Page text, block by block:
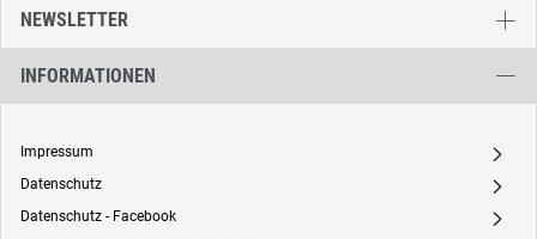
NEWSLETTER
INFORMATIONEN
Impressum A
Datenschutz A
Datenschutz - Facebook A